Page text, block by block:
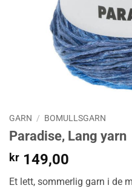
GARN / BOMULLSGARN
Paradise, Lang yarn
kr 149,00
Et lett, sommerlig garn i de